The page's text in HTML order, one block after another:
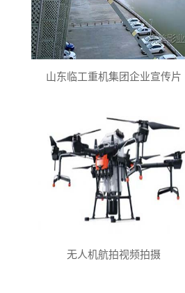
山东临工重机集团企业宣传片
无人机航拍视频拍摄